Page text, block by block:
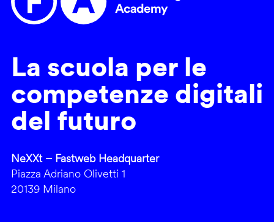
La scuola per le
competenze digitali
del futuro
NeXXt – Fastweb Headquarter
Piazza Adriano Olivetti 1
20139 Milano